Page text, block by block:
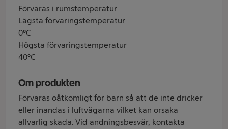
Förvaras i rumstemperatur
Lägsta förvaringstemperatur
0°C
Högsta förvaringstemperatur
40°C
Om produkten
Förvaras oåtkomligt för barn så att de inte dricker
eller inandas i luftvägarna vilket kan orsaka
allvarlig skada. Vid andningsbesvär, kontakta